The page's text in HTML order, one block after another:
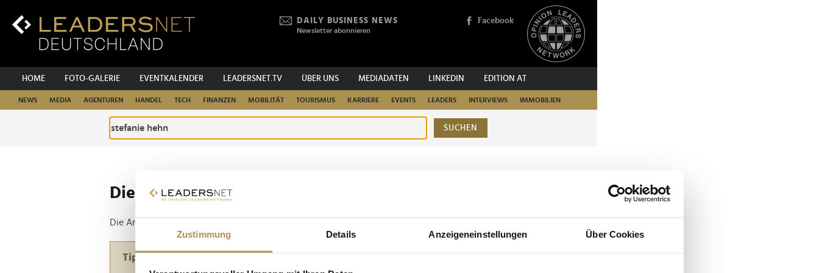
Zustimmung Details Anzeigeneinstellungen Über Cookies
Inhalt
DAILY BUSINESS NEWS
Newsletter abonnieren
Facebook
HOME FOTO-GALERIE EVENTKALENDER LEADERSNET.TV ÜBER UNS MEDIADATEN LINKEDIN EDITION AT
NEWS MEDIA AGENTUREN HANDEL TECH FINANZEN MOBILITÄT TOURISMUS KARRIERE EVENTS LEADERS INTERVIEWS IMMOBILIEN
SUCHEN
Die ganze Website durchsuchen
Die Anfrage ergab 1 Treffer.
Tipp